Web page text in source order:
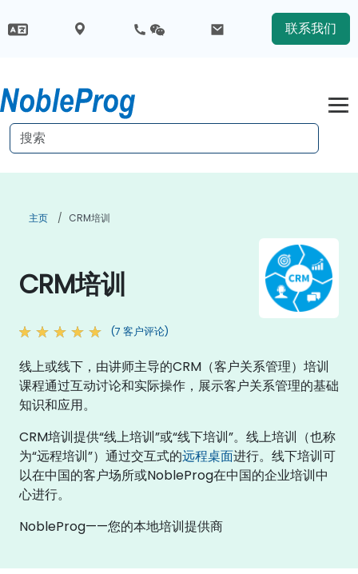
联系我们
主页 CRM培训
CRM培训
(7 客户评论)
线上或线下，由讲师主导的CRM（客户关系管理）培训
课程通过互动讨论和实际操作，展示客户关系管理的基础
知识和应用。
CRM培训提供“线上培训”或“线下培训”。线上培训（也称
为“远程培训”）通过交互式的远程桌面进行。线下培训可
以在中国的客户场所或NobleProg在中国的企业培训中
心进行。
NobleProg——您的本地培训提供商